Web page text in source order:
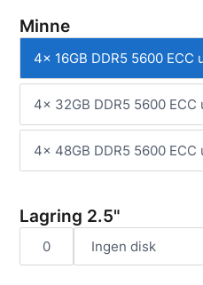
Minne
4x 16GB DDR5 5600
4x 32GB DDR5 5600
4x 48GB DDR5 5600
Lagring 2.5"